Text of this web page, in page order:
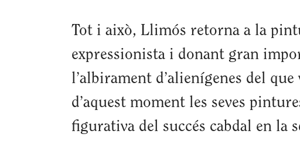
Tot i això, Llimós retorna a la
expressionista i donant gran
l’albirament d’alienígenes del
d’aquest moment les seves
figurativa del succés cabdal en la